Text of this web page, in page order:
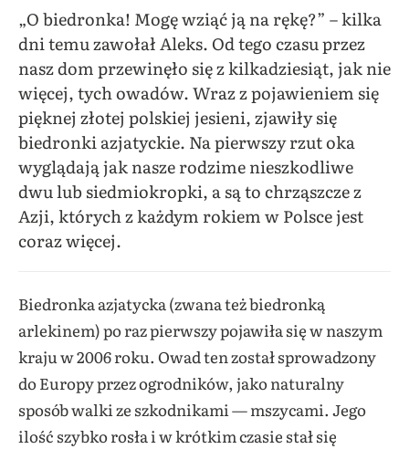
„O biedronka! Mogę wziąć ją na rękę?” – kilka
dni temu zawołał Aleks. Od tego czasu przez
nasz dom przewinęło się z kilkadziesiąt, jak nie
więcej, tych owadów. Wraz z pojawieniem się
pięknej złotej polskiej jesieni, zjawiły się
biedronki azjatyckie. Na pierwszy rzut oka
wyglądają jak nasze rodzime nieszkodliwe
dwu lub siedmiokropki, a są to chrząszcze z
Azji, których z każdym rokiem w Polsce jest
coraz więcej.
Biedronka azjatycka (zwana też biedronką
arlekinem) po raz pierwszy pojawiła się w naszym
kraju w 2006 roku. Owad ten został sprowadzony
do Europy przez ogrodników, jako naturalny
sposób walki ze szkodnikami — mszycami. Jego
ilość szybko rosła i w krótkim czasie stał się